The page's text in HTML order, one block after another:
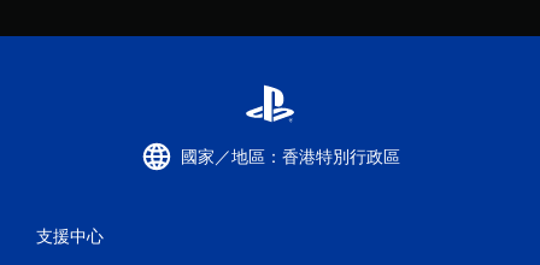
國家／地區：香港特別行政區
支援中心